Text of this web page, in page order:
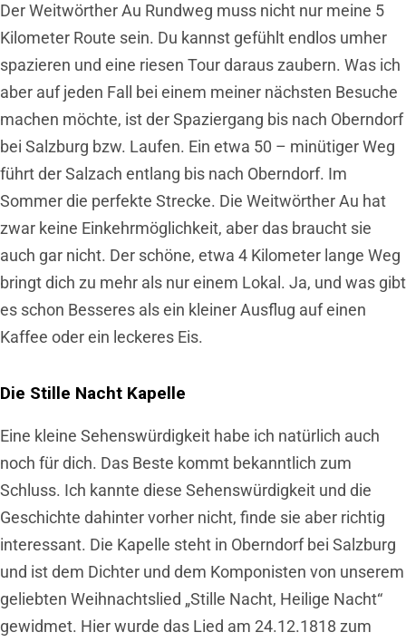
Der Weitwörther Au Rundweg muss nicht nur meine 5
Kilometer Route sein. Du kannst gefühlt endlos umher
spazieren und eine riesen Tour daraus zaubern. Was ich
aber auf jeden Fall bei einem meiner nächsten Besuche
machen möchte, ist der Spaziergang bis nach Oberndorf
bei Salzburg bzw. Laufen. Ein etwa 50 – minütiger Weg
führt der Salzach entlang bis nach Oberndorf. Im
Sommer die perfekte Strecke. Die Weitwörther Au hat
zwar keine Einkehrmöglichkeit, aber das braucht sie
auch gar nicht. Der schöne, etwa 4 Kilometer lange Weg
bringt dich zu mehr als nur einem Lokal. Ja, und was gibt
es schon Besseres als ein kleiner Ausflug auf einen
Kaffee oder ein leckeres Eis.
Die Stille Nacht Kapelle
Eine kleine Sehenswürdigkeit habe ich natürlich auch
noch für dich. Das Beste kommt bekanntlich zum
Schluss. Ich kannte diese Sehenswürdigkeit und die
Geschichte dahinter vorher nicht, finde sie aber richtig
interessant. Die Kapelle steht in Oberndorf bei Salzburg
und ist dem Dichter und dem Komponisten von unserem
geliebten Weihnachtslied „Stille Nacht, Heilige Nacht“
gewidmet. Hier wurde das Lied am 24.12.1818 zum